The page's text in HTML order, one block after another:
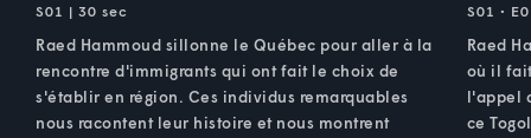
S01 | 30 sec
Raed Hammoud sillonne le Québec pour aller à la
rencontre d'immigrants qui ont fait le choix de
s'établir en région. Ces individus remarquables
nous racontent leur histoire et nous montrent
S01 •
Raed
où il
l'appel
ce